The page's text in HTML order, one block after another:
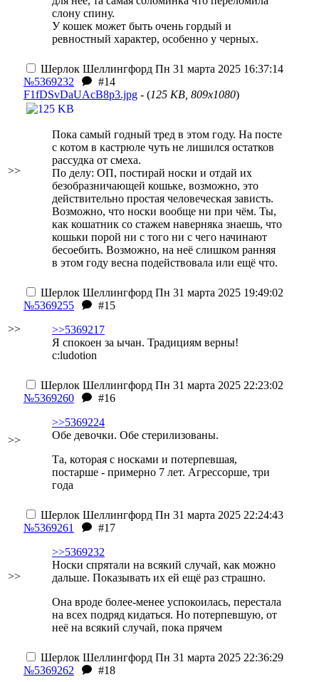
слону спину.
У кошек может быть очень гордый и
ревностный характер, особенно у черных.
>>
Шерлок Шеллингфорд Пн 31 марта 2025 16:37:14
№5369232
#14
F1fDSvDaUAcB8p3.jpg - (125 KB, 809x1080)
Пока самый годный тред в этом году. На посте
с котом в кастрюле чуть не лишился остатков
рассудка от смеха.
По делу: ОП, постирай носки и отдай их
безобразничающей кошьке, возможно, это
действительно простая человеческая зависть.
Возможно, что носки вообще ни при чём. Ты,
как кошатник со стажем наверняка знаешь, что
кошьки порой ни с того ни с чего начинают
бecoeбить. Возможно, на неё слишком ранняя
в этом году весна подействовала или ещё что.
>>
Шерлок Шеллингфорд Пн 31 марта 2025 19:49:02
№5369255
#15
>>5369217
Я спокоен за ычан. Традициям верны!
с:ludotion
>>
Шерлок Шеллингфорд Пн 31 марта 2025 22:23:02
№5369260
#16
>>5369224
Обе девочки. Обе стерилизованы.
Та, которая с носками и потерпевшая,
постарше - примерно 7 лет. Агрессорше, три
года
>>
Шерлок Шеллингфорд Пн 31 марта 2025 22:24:43
№5369261
#17
>>5369232
Носки спрятали на всякий случай, как можно
дальше. Показывать их ей ещё раз страшно.
Она вроде более-менее успокоилась, перестала
на всех подряд кидаться. Но потерпевшую, от
неё на всякий случай, пока прячем
Шерлок Шеллингфорд Пн 31 марта 2025 22:36:29
№5369262
#18